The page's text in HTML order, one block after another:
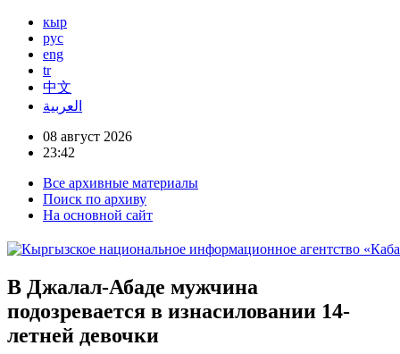
кыр
рус
eng
tr
中文
العربية
08 август 2026
23:42
Все архивные материалы
Поиск по архиву
На основной сайт
В Джалал-Абаде мужчина
подозревается в изнасиловании 14-
летней девочки